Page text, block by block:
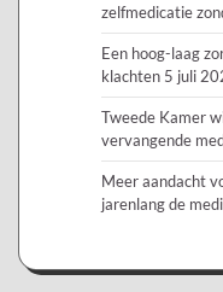
zelfmedicatie
Een hoog-laag
klachten 5 juli
Tweede Kamer
vervangende
Meer aandacht
jarenlang de